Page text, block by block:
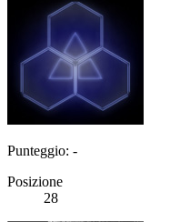
Punteggio: -
Posizione
28